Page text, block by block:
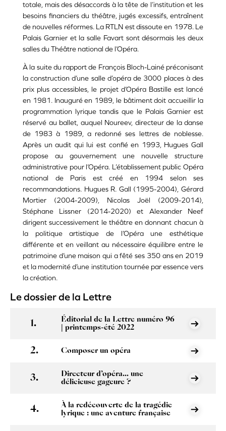
totale, mais des désaccords à la tête de l’institution et les
besoins financiers du théâtre, jugés excessifs, entraînent
de nouvelles réformes. La RTLN est dissoute en 1978. Le
Palais Garnier et la salle Favart sont désormais les deux
salles du Théâtre national de l’Opéra.
À la suite du rapport de François Bloch-Lainé préconisant
la construction d’une salle d’opéra de 3000 places à des
prix plus accessibles, le projet d’Opéra Bastille est lancé
en 1981. Inauguré en 1989, le bâtiment doit accueillir la
programmation lyrique tandis que le Palais Garnier est
réservé au ballet, auquel Noureev, directeur de la danse
de 1983 à 1989, a redonné ses lettres de noblesse.
Après un audit qui lui est confié en 1993, Hugues Gall
propose au gouvernement une nouvelle structure
administrative pour l’Opéra. L’établissement public Opéra
national de Paris est créé en 1994 selon ses
recommandations. Hugues R. Gall (1995-2004), Gérard
Mortier (2004-2009), Nicolas Joël (2009-2014),
Stéphane Lissner (2014-2020) et Alexander Neef
dirigent successivement le théâtre en donnant chacun à
la politique artistique de l’Opéra une esthétique
différente et en veillant au nécessaire équilibre entre le
patrimoine d’une maison qui a fêté ses 350 ans en 2019
et la modernité d’une institution tournée par essence vers
la création.
Le dossier de la Lettre
Éditorial de la Lettre numéro 96
| printemps-été 2022
Composer un opéra
Directeur d’opéra... une
délicieuse gageure ?
À la redécouverte de la tragédie
lyrique : une aventure française